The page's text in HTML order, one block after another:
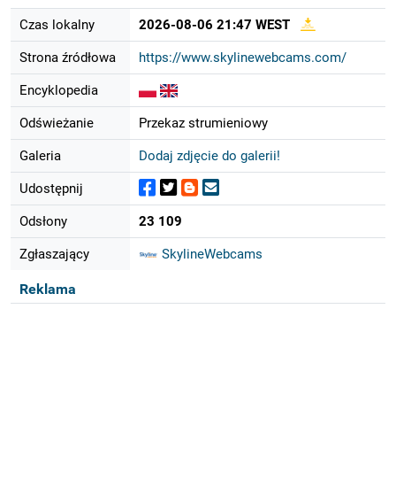
Czas lokalny 2026-08-06 21:47 WEST
Strona źródłowa https://www.skylinewebcams.com/
Encyklopedia
Odświeżanie Przekaz strumieniowy
Galeria Dodaj zdjęcie do galerii!
Udostępnij
Odsłony 23 109
Zgłaszający SkylineWebcams
Reklama